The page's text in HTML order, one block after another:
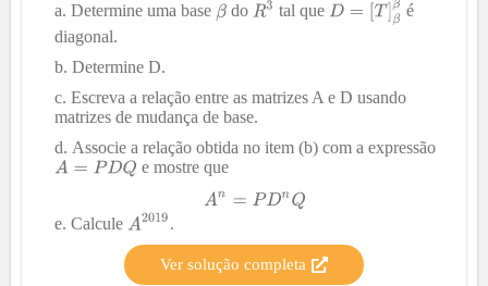
Determine uma base do tal que
é
diagonal.
Determine D.
Escreva a relação entre as matrizes A e D usando
matrizes de mudança de base.
Associe a relação obtida no item (b) com a expressão
e mostre que
Calcule .
Ver solução completa